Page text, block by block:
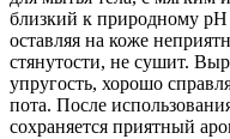
близкий к природному
оставляя на коже
стянутости, не сушит.
упругость, хорошо
пота. После
сохраняется приятный